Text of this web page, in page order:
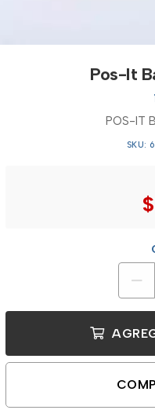
Pos-It
POS-IT
SKU: